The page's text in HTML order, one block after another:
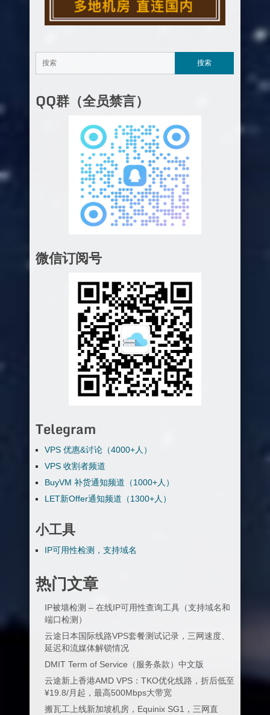
QQ群（全员禁言）
微信订阅号
Telegram
VPS 优惠&讨论（4000+人）
VPS 收割者频道
BuyVM 补货通知频道（1000+人）
LET新Offer通知频道（1300+人）
小工具
IP可用性检测，支持域名
热门文章
IP被墙检测 – 在线IP可用性查询工具（支持域名和
端口检测）
云途日本国际线路VPS套餐测试记录，三网速度、
延迟和流媒体解锁情况
DMIT Term of Service（服务条款）中文版
云途新上香港AMD VPS：TKO优化线路，折后低至
¥19.8/月起，最高500Mbps大带宽
搬瓦工上线新加坡机房，Equinix SG1，三网直